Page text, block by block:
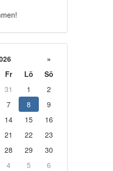
»
Fr Lö Sö
31 1 2
7 8 9
14 15 16
21 22 23
28 29 30
4 5 6